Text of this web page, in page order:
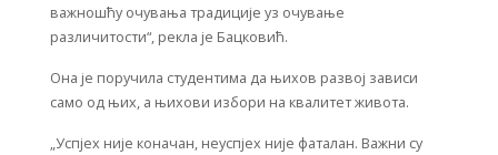
важношћу очувања традиције уз очување
различитости“, рекла је Бацковић.
Она је поручила студентима да њихов развој зависи
само од њих, а њихови избори на квалитет живота.
„Успјех није коначан, неуспјех није фаталан. Важни су